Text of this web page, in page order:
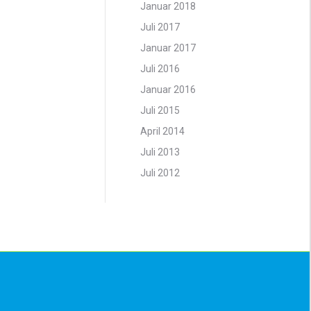
Januar 2018
Juli 2017
Januar 2017
Juli 2016
Januar 2016
Juli 2015
April 2014
Juli 2013
Juli 2012